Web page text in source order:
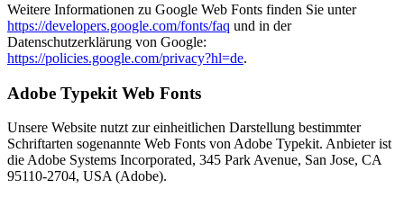
Weitere Informationen zu Google Web Fonts finden Sie unter
https://developers.google.com/fonts/faq und in der
Datenschutzerklärung von Google:
https://policies.google.com/privacy?hl=de.
Adobe Typekit Web Fonts
Unsere Website nutzt zur einheitlichen Darstellung bestimmter
Schriftarten sogenannte Web Fonts von Adobe Typekit. Anbieter ist
die Adobe Systems Incorporated, 345 Park Avenue, San Jose, CA
95110-2704, USA (Adobe).